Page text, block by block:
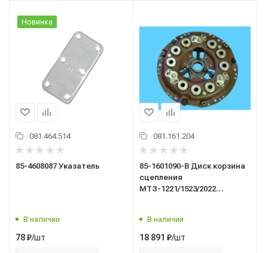
Новинка
081.464.514
85-4608087 Указатель
В наличии
78₽/шт
081.161.204
85-1601090-В Диск корзина
сцепления
МТЗ-1221/1523/2022
В наличии
18 891 ₽/шт